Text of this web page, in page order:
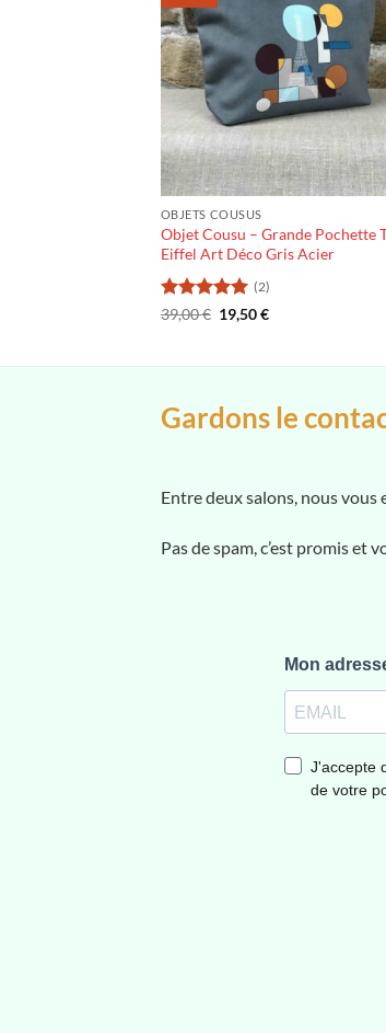
OBJETS COUSUS
Objet Cousu – Grande Pochette
Eiffel Art Déco Gris Acier
Note5 sur
(2)
39,00€ Le
prix
19,50€Le
Gardons le
Entre deux salons, nous vous
Pas de spam, c’est promis et